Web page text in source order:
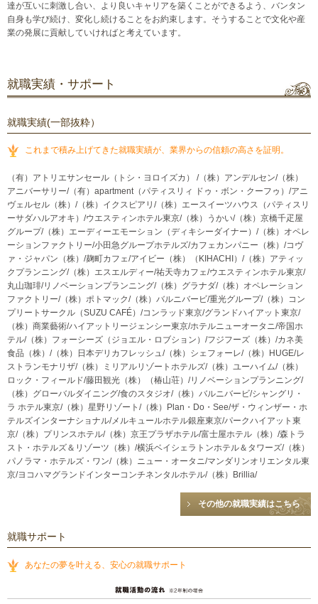
達が互いに刺激し合い、より良いキャリアを築くことができるよう、バンタン
自身も学び続け、変化し続けることをお約束します。そうすることで文化や産
業の発展に貢献していければと考えています。
就職実績・サポート
就職実績(一部抜粋）
これまで積み上げてきた就職実績が、業界からの信頼の高さを証明。
（有）アトリエサンセール（トシ・ヨロイズカ） /（株）アンデルセン/（株）
アニバーサリー/（有）apartment（パティスリィ ドゥ・ボン・クーフゥ）/アニ
ヴェルセル（株）/（株）イクスピアリ/（株）エースイーツハウス（パティスリ
ーサダハルアオキ）/ウエスティンホテル東京/（株）うかい/（株）京橋千疋屋
グループ/（株）エーディーエモーション（ディキシーダイナー）/（株）オペレ
ーションファクトリー/小田急グループホテルズ/カフェカンパニー（株）/コヴ
ァ・ジャパン（株）/麹町カフェ/アイビー（株）（KIHACHI）/（株）アティッ
クプランニング/（株）エスエルディー/祐天寺カフェ/ウエスティンホテル東京/
丸山珈琲/リノベーションプランニング/（株）グラナダ/（株）オペレーション
ファクトリー/（株）ポトマック/（株）バルニバービ/重光グループ/（株）コン
プリートサークル（SUZU CAFÉ）/コンラッド東京/グランドハイアット東京/
（株）商業藝術/ハイアットリージェンシー東京/ホテルニューオータニ/帝国ホ
テル/（株）フォーシーズ（ジョエル・ロブション）/フジフーズ（株）/カネ美
食品（株）/（株）日本デリカフレッシュ/（株）シェフォーレ/（株）HUGE/レ
ストランモナリザ/（株）ミリアルリゾートホテルズ/（株）ユーハイム/（株）
ロック・フィールド/藤田観光（株）（椿山荘）/リノベーションプランニング/
（株）グローバルダイニング/食のスタジオ/（株）バルニバービ/シャングリ・
ラ ホテル東京/（株）星野リゾート/（株）Plan・Do・See/ザ・ウィンザー・ホ
テルズインターナショナル/メルキュールホテル銀座東京/パークハイアット東
京/（株）プリンスホテル/（株）京王プラザホテル/富士屋ホテル（株）/森トラ
スト・ホテルズ＆リゾーツ（株）/横浜ベイシェラトンホテル＆タワーズ/（株）
パノラマ・ホテルズ・ワン/（株）ニュー・オータニ/マンダリンオリエンタル東
京/ヨコハマグランドインターコンチネンタルホテル/（株）Brillia/
その他の就職実績はこちら
就職サポート
あなたの夢を叶える、安心の就職サポート